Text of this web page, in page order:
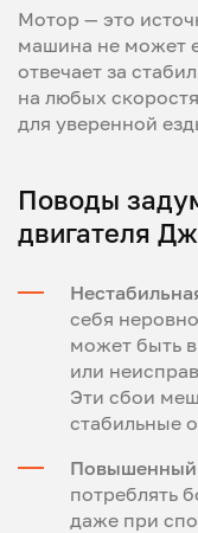
Мотор — это
машина не может
отвечает за
на любых
для уверенной
Поводы
двигателя
себя
может быть
или
Эти сбои
стабильные
Повышенный
потреблять
даже при